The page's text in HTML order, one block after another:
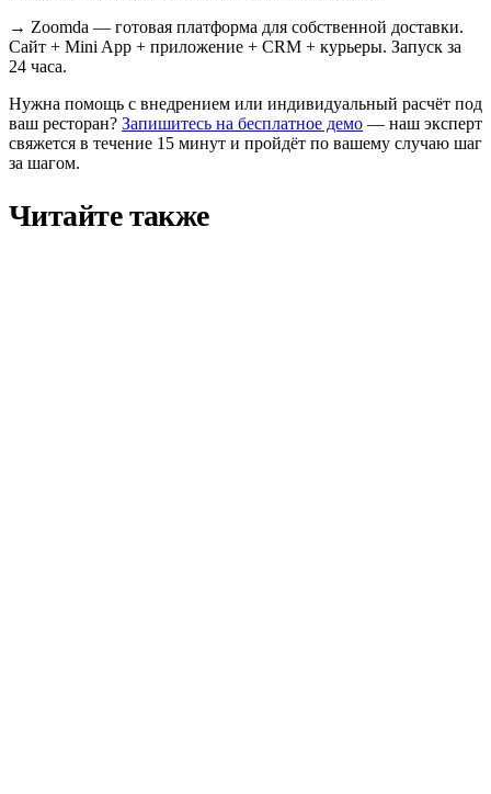
→ Zoomda — готовая платформа для собственной доставки.
Сайт + Mini App + приложение + CRM + курьеры. Запуск за
24 часа.
Нужна помощь с внедрением или индивидуальный расчёт под
ваш ресторан? Запишитесь на бесплатное демо — наш эксперт
свяжется в течение 15 минут и пройдёт по вашему случаю шаг
за шагом.
Читайте также